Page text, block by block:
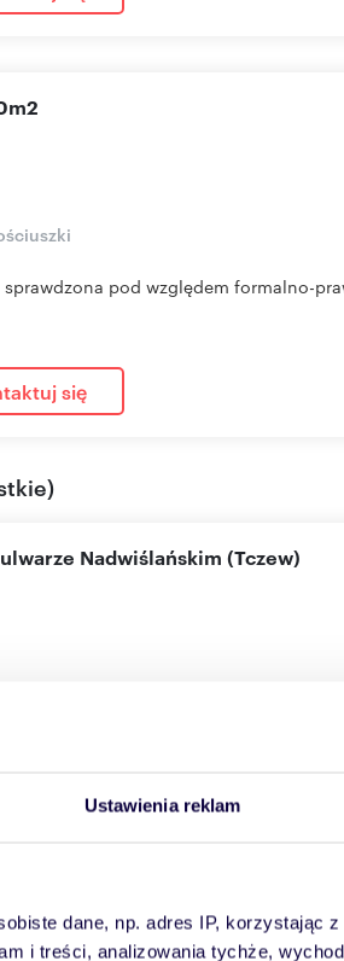
Ustawienia reklam
dane, np. adres IP, korzystając
i treści, analizowania tychże,
pod względem formalno-
się
)
Nadwiślańskim (Tczew)
zaprezentować lokal usługowy na